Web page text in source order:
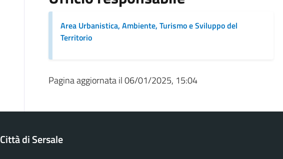
Area Urbanistica, Ambiente, Turismo e Sviluppo del
Territorio
Pagina aggiornata il 06/01/2025, 15:04
Città di Sersale